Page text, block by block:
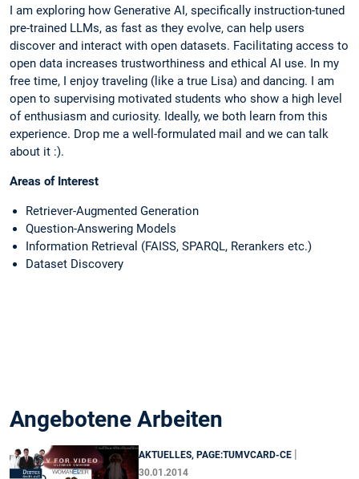
I am exploring how Generative AI, specifically instruction-tuned
pre-trained LLMs, as fast as they evolve, can help users
discover and interact with open datasets. Facilitating access to
open data increases trustworthiness and ethical AI use. In my
free time, I enjoy traveling (like a true Lisa) and dancing. I am
open to supervising motivated students who show a high level
of enthusiasm and curiosity. Ideally, we both learn from this
experience. Drop me a well-formulated mail and we can talk
about it :).
Areas of Interest
Retriever-Augmented Generation
Question-Answering Models
Information Retrieval (FAISS, SPARQL, Rerankers etc.)
Dataset Discovery
Angebotene Arbeiten
AKTUELLES, PAGE:TUMVCARD-CE |
30.01.2014